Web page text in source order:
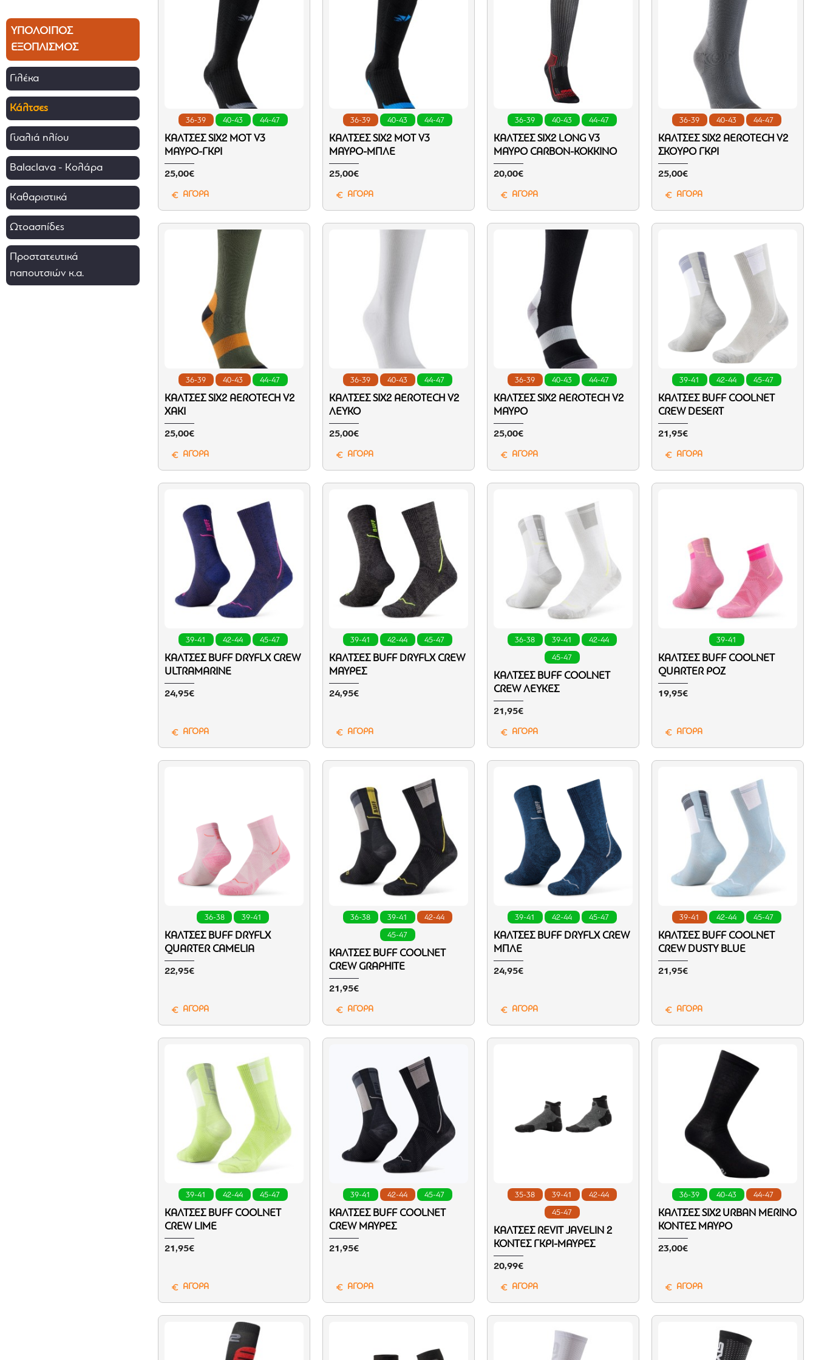
ΥΠΟΛΟΙΠΟΣ
ΕΞΟΠΛΙΣΜΟΣ
Γιλέκα
Κάλτσες
Γυαλιά ηλίου
Balaclava - Κολάρα
Καθαριστικά
Ωτοασπίδες
Προστατευτικά
παπουτσιών κ.α.
36-39 40-43 44-47
ΚΆΛΤΣΕΣ SIX2 MOT V3
ΜΑΎΡΟ-ΓΚΡΙ
25,00€
ΑΓΟΡΑ
36-39 40-43 44-47
ΚΆΛΤΣΕΣ SIX2 MOT V3
ΜΑΎΡΟ-ΜΠΛΕ
25,00€
ΑΓΟΡΑ
36-39 40-43 44-47
ΚΆΛΤΣΕΣ SIX2 LONG V3
ΜΑΎΡΟ CARBON-ΚΌΚΚΙΝΟ
20,00€
ΑΓΟΡΑ
36-39 40-43 44-47
ΚΆΛΤΣΕΣ SIX2 ΑEROTECH V2
ΣΚΟΎΡΟ ΓΚΡΙ
25,00€
ΑΓΟΡΑ
36-39 40-43 44-47
ΚΆΛΤΣΕΣ SIX2 ΑEROTECH V2
ΧΑΚΊ
25,00€
ΑΓΟΡΑ
36-39 40-43 44-47
ΚΆΛΤΣΕΣ SIX2 ΑEROTECH V2
ΛΕΥΚΌ
25,00€
ΑΓΟΡΑ
36-39 40-43 44-47
ΚΆΛΤΣΕΣ SIX2 ΑEROTECH V2
ΜΑΎΡΟ
25,00€
ΑΓΟΡΑ
39-41 42-44 45-47
ΚΆΛΤΣΕΣ BUFF COOLNET
CREW DESERT
21,95€
ΑΓΟΡΑ
39-41 42-44 45-47
ΚΆΛΤΣΕΣ BUFF DRYFLX CREW
ULTRAMARINE
24,95€
ΑΓΟΡΑ
39-41 42-44 45-47
ΚΆΛΤΣΕΣ BUFF DRYFLX CREW
ΜΑΎΡΕΣ
24,95€
ΑΓΟΡΑ
36-38 39-41 42-44
45-47
ΚΆΛΤΣΕΣ BUFF COOLNET
CREW ΛΕΥΚΈΣ
21,95€
ΑΓΟΡΑ
39-41
ΚΆΛΤΣΕΣ BUFF COOLNET
QUARTER ΡΟΖ
19,95€
ΑΓΟΡΑ
36-38 39-41
ΚΆΛΤΣΕΣ BUFF DRYFLX
QUARTER CAMELIA
22,95€
ΑΓΟΡΑ
36-38 39-41 42-44
45-47
ΚΆΛΤΣΕΣ BUFF COOLNET
CREW GRAPHITE
21,95€
ΑΓΟΡΑ
39-41 42-44 45-47
ΚΆΛΤΣΕΣ BUFF DRYFLX CREW
ΜΠΛΈ
24,95€
ΑΓΟΡΑ
39-41 42-44 45-47
ΚΆΛΤΣΕΣ BUFF COOLNET
CREW DUSTY BLUE
21,95€
ΑΓΟΡΑ
39-41 42-44 45-47
ΚΆΛΤΣΕΣ BUFF COOLNET
CREW LIME
21,95€
ΑΓΟΡΑ
39-41 42-44 45-47
ΚΆΛΤΣΕΣ BUFF COOLNET
CREW ΜΑΎΡΕΣ
21,95€
ΑΓΟΡΑ
35-38 39-41 42-44
45-47
ΚΆΛΤΣΕΣ REVIT JAVELIN 2
ΚΟΝΤΈΣ ΓΚΡΙ-ΜΑΎΡΕΣ
20,99€
ΑΓΟΡΑ
36-39 40-43 44-47
ΚΆΛΤΣΕΣ SIX2 URBAN MERINO
ΚΟΝΤΈΣ ΜΑΎΡΟ
23,00€
ΑΓΟΡΑ